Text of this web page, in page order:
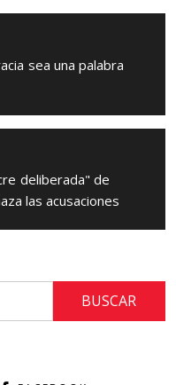
sea una palabra
deliberada" de
las acusaciones